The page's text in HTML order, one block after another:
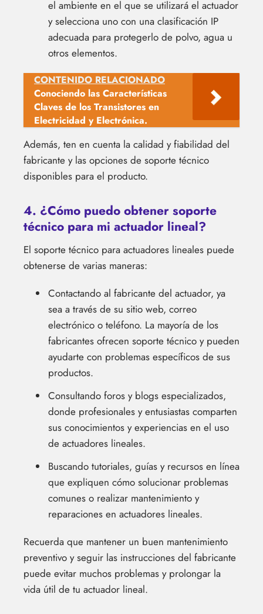
el ambiente en el que se utilizará el actuador
y selecciona uno con una clasificación IP
adecuada para protegerlo de polvo, agua u
otros elementos.
CONTENIDO RELACIONADO
Conociendo las Características
Claves de los Transistores en
Electricidad y Electrónica.
Además, ten en cuenta la calidad y fiabilidad del
fabricante y las opciones de soporte técnico
disponibles para el producto.
4. ¿Cómo puedo obtener soporte
técnico para mi actuador lineal?
El soporte técnico para actuadores lineales puede
obtenerse de varias maneras:
Contactando al fabricante del actuador, ya
sea a través de su sitio web, correo
electrónico o teléfono. La mayoría de los
fabricantes ofrecen soporte técnico y pueden
ayudarte con problemas específicos de sus
productos.
Consultando foros y blogs especializados,
donde profesionales y entusiastas comparten
sus conocimientos y experiencias en el uso
de actuadores lineales.
Buscando tutoriales, guías y recursos en línea
que expliquen cómo solucionar problemas
comunes o realizar mantenimiento y
reparaciones en actuadores lineales.
Recuerda que mantener un buen mantenimiento
preventivo y seguir las instrucciones del fabricante
puede evitar muchos problemas y prolongar la
vida útil de tu actuador lineal.